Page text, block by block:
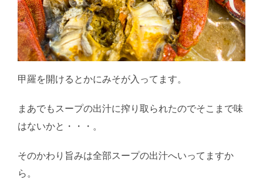
甲羅を開けるとかにみそが入ってます。
まあでもスープの出汁に搾り取られたのでそこまで味
はないかと・・・。
そのかわり旨みは全部スープの出汁へいってますか
ら。